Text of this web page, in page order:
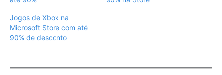
Jogos de Xbox na
Microsoft Store com até
90% de desconto